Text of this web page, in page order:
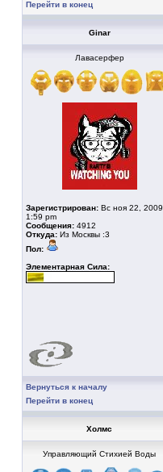
Перейти в конец
Ginar
Лавасерфер
Зарегистрирован: Вс ноя 22, 2009
1:59 pm
Сообщения: 4912
Откуда: Из Москвы :3
Пол:
Элементарная Сила:
Вернуться к началу
Перейти в конец
Холмс
Управляющий Стихией Воды